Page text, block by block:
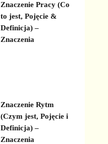
Znaczenie Pracy (Co
to jest, Pojęcie &
Definicja) –
Znaczenia
Znaczenie Rytm
(Czym jest, Pojęcie i
Definicja) –
Znaczenia